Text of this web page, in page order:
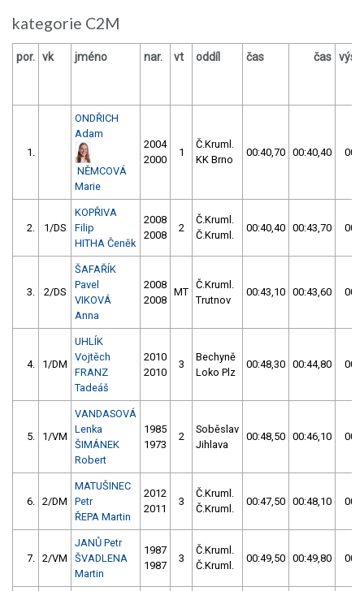
kategorie C2M
por. vk jméno nar. vt oddíl čas čas
1.
ONDŘICH
Adam
NĚMCOVÁ
Marie
2004
2000
1
Č.Kruml.
KK Brno
00:40,70 00:40,40
2. 1/DS
KOPŘIVA
Filip
HITHA Čeněk
2008
2008
2
Č.Kruml.
Č.Kruml.
00:40,40 00:43,70
3. 2/DS
ŠAFAŘÍK
Pavel
VIKOVÁ
Anna
2008
2008
MT
Č.Kruml.
Trutnov
00:43,10 00:43,60
4. 1/DM
UHLÍK
Vojtěch
FRANZ
Tadeáš
2010
2010
3
Bechyně
Loko Plz
00:48,30 00:44,80
5. 1/VM
VANDASOVÁ
Lenka
ŠIMÁNEK
Robert
1985
1973
2
Soběslav
Jihlava
00:48,50 00:46,10
6. 2/DM
MATUŠINEC
Petr
ŘEPA Martin
2012
2011
3
Č.Kruml.
Č.Kruml.
00:47,50 00:48,10
7. 2/VM
JANŮ Petr
ŠVADLENA
Martin
1987
1987
3
Č.Kruml.
Č.Kruml.
00:49,50 00:49,80